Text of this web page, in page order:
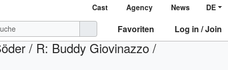
Cast Agency News DE
Favoriten Log in / Join
/ R: Buddy Giovinazzo /